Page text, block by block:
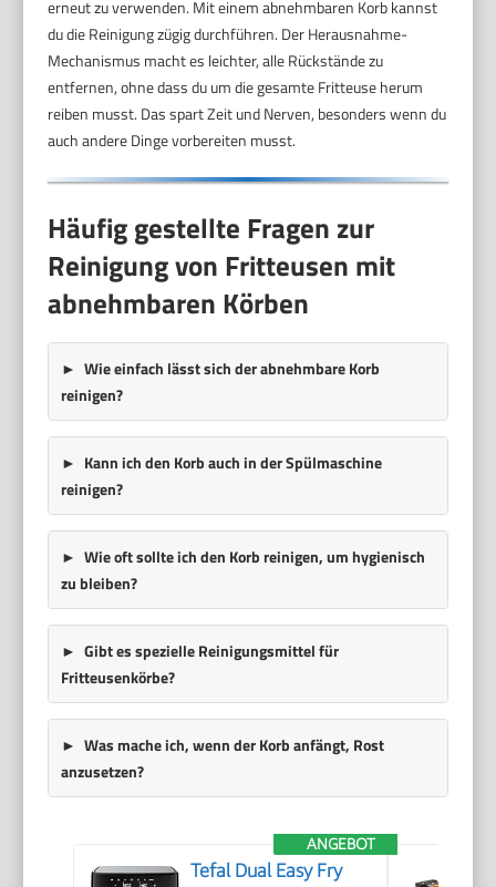
erneut zu verwenden. Mit einem abnehmbaren Korb kannst
du die Reinigung zügig durchführen. Der Herausnahme-
Mechanismus macht es leichter, alle Rückstände zu
entfernen, ohne dass du um die gesamte Fritteuse herum
reiben musst. Das spart Zeit und Nerven, besonders wenn du
auch andere Dinge vorbereiten musst.
Häufig gestellte Fragen zur
Reinigung von Fritteusen mit
abnehmbaren Körben
Wie einfach lässt sich der abnehmbare Korb
reinigen?
Kann ich den Korb auch in der Spülmaschine
reinigen?
Wie oft sollte ich den Korb reinigen, um hygienisch
zu bleiben?
Gibt es spezielle Reinigungsmittel für
Fritteusenkörbe?
Was mache ich, wenn der Korb anfängt, Rost
anzusetzen?
ANGEBOT
Tefal Dual Easy Fry